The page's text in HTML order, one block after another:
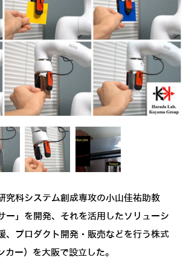
究科システム創成専攻の小山佳祐助教
ー」を開発、それを活用したソリューシ
、プロダクト開発・販売などを行う株式
ー）を大阪で設立した。